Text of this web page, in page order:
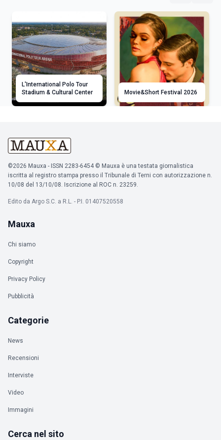
L'International Polo Tour
Stadium & Cultural Center
Movie&Short Festival 2026
©2026 Mauxa - ISSN 2283-6454 © Mauxa è una testata giornalistica
iscritta al registro stampa presso il Tribunale di Terni con autorizzazione n.
10/08 del 13/10/08. Iscrizione al ROC n. 23259.
Edito da Argo S.C. a R.L. - P.I. 01407520558
Mauxa
Chi siamo
Copyright
Privacy Policy
Pubblicità
Categorie
News
Recensioni
Interviste
Video
Immagini
Cerca nel sito